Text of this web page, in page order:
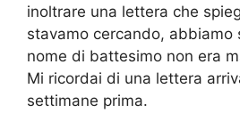
inoltrare una lettera che
stavamo cercando, abbiamo
nome di battesimo non era
Mi ricordai di una lettera
settimane prima.